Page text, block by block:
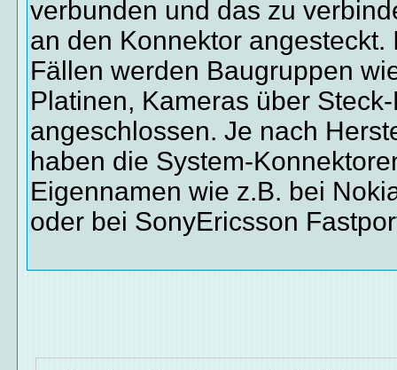
verbunden und das zu
an den Konnektor angesteckt.
Fällen werden Baugruppen
Platinen, Kameras über
angeschlossen. Je nach
haben die System-
Eigennamen wie z.B. bei
oder bei SonyEricsson